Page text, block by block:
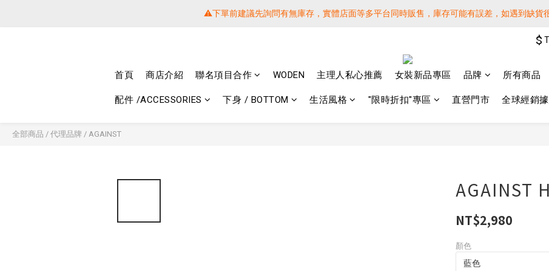
⚠️下單前建議先詢問有無庫存，實體店面等多平台同時販售，庫存可能有誤差，如遇到缺貨
⚠️下單前建議先詢問有無庫存，實體店面等多平台同時販售，庫存可能有誤差，如遇到缺貨
⚠️下單前建議先詢問有無庫存，實體店面等多平台同時販售，庫存可能有誤差，如遇到缺貨
$
首頁 商店介紹 聯名項目合作 WODEN 主理人私心推薦 女裝新品專區 品牌 所有商品
配件 /ACCESSORIES 下身 / BOTTOM 生活風格 "限時折扣"專區 直營門市 全球經銷
全部商品 / 代理品牌 / AGAINST
AGAINST
NT$2,980
顏色